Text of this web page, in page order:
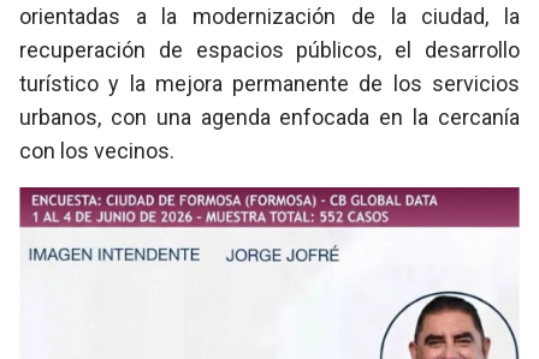
orientadas a la modernización de la ciudad, la
recuperación de espacios públicos, el desarrollo
turístico y la mejora permanente de los servicios
urbanos, con una agenda enfocada en la cercanía
con los vecinos.